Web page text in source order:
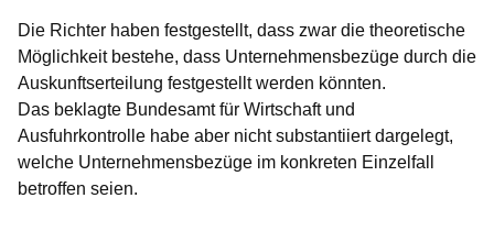
Die Richter haben festgestellt, dass zwar die theoretische
Möglichkeit bestehe, dass Unternehmensbezüge durch die
Auskunftserteilung festgestellt werden könnten.
Das beklagte Bundesamt für Wirtschaft und
Ausfuhrkontrolle habe aber nicht substantiiert dargelegt,
welche Unternehmensbezüge im konkreten Einzelfall
betroffen seien.